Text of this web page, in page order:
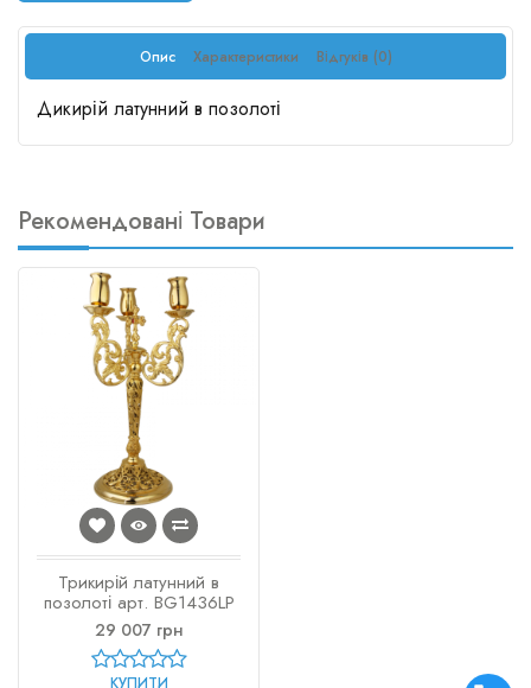
Опис Характеристики Відгуків (0)
Дикирій латунний в позолоті
Рекомендовані Товари
Трикирій латунний в
позолоті арт. BG1436LP
29 007 грн
КУПИТИ